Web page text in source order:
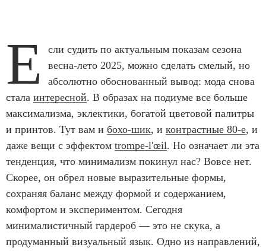
Е
сли судить по актуальным показам сезона
весна-лето 2025, можно сделать смелый, но
абсолютно обоснованный вывод: мода снова
стала интересной. В образах на подиуме все больше
максимализма, эклектики, богатой цветовой палитры
и принтов. Тут вам и бохо-шик, и контрастные 80-е, и
даже вещи с эффектом trompe-l'œil. Но означает ли эта
тенденция, что минимализм покинул нас? Вовсе нет.
Скорее, он обрел новые выразительные формы,
сохраняя баланс между формой и содержанием,
комфортом и экспериментом. Сегодня
минималистичный гардероб — это не скука, а
продуманный визуальный язык. Одно из направлений,